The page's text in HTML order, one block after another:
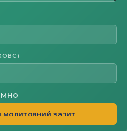
молитовний запит